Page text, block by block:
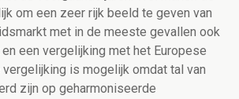
om een zeer rijk beeld te geven van
met in de meeste gevallen ook
een vergelijking met het Europese
is mogelijk omdat tal van
zijn op geharmoniseerde